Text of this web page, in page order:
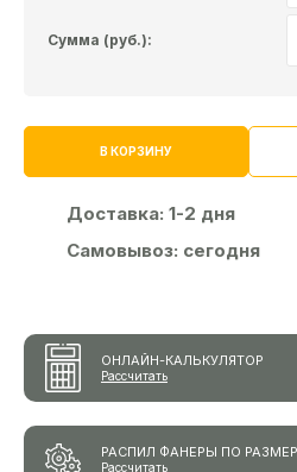
Сумма (руб.):
В КОРЗИНУ
Доставка: 1-2 дня
Самовывоз: сегодня
ОНЛАЙН-КАЛЬКУЛЯТОР
Рассчитать
РАСПИЛ ФАНЕРЫ ПО
Рассчитать